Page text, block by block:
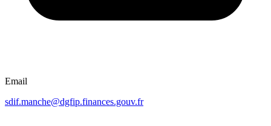
Email
sdif.manche@dgfip.finances.gouv.fr